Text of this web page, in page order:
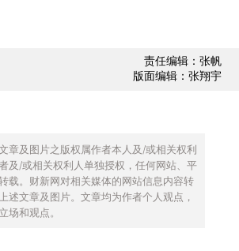
责任编辑：张帆
版面编辑：张翔宇
章及图片之版权属作者本人及/或相关权利
及/或相关权利人单独授权，任何网站、平
载。财新网对相关媒体的网站信息内容转
述文章及图片。文章均为作者个人观点，
场和观点。